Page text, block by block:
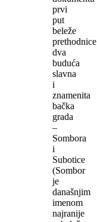
prvi
put
beleže
prethodnice
dva
buduća
slavna
i
znamenita
bačka
grada
–
Sombora
i
Subotice
(Sombor
je
današnjim
imenom
najranije